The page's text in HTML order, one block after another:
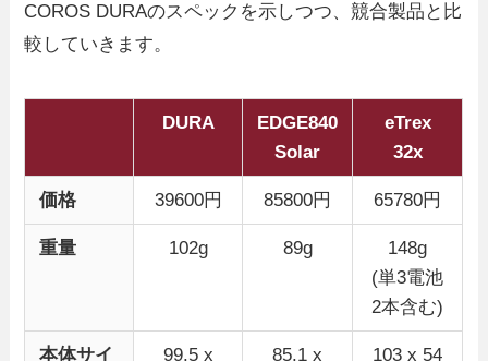
COROS DURAのスペックを示しつつ、競合製品と比
較していきます。
DURA
EDGE840
Solar
eTrex
32x
価格 39600円 85800円 65780円
重量 102g 89g
148g
(単3電池
2本含む)
本体サイ
99.5 x
85.1 x
103 x 54